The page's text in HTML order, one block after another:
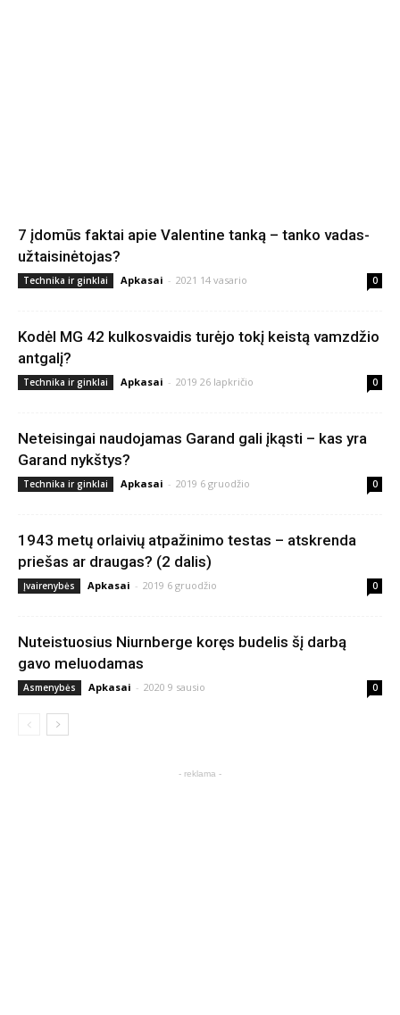
7 įdomūs faktai apie Valentine tanką – tanko vadas-
užtaisinėtojas?
Technika ir ginklai Apkasai - 2021 14 vasario 0
Kodėl MG 42 kulkosvaidis turėjo tokį keistą vamzdžio
antgalį?
Technika ir ginklai Apkasai - 2019 26 lapkričio 0
Neteisingai naudojamas Garand gali įkąsti – kas yra
Garand nykštys?
Technika ir ginklai Apkasai - 2019 6 gruodžio 0
1943 metų orlaivių atpažinimo testas – atskrenda
priešas ar draugas? (2 dalis)
Įvairenybės Apkasai - 2019 6 gruodžio 0
Nuteistuosius Niurnberge koręs budelis šį darbą
gavo meluodamas
Asmenybės Apkasai - 2020 9 sausio 0
- reklama -